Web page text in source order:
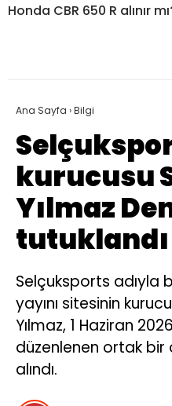
Honda CBR 650 R alınır
Ana Sayfa ›Bilgi
kurucusu
Yılmaz
tutuklandı
Selçuksports adıyla
yayını sitesinin
Yılmaz, 1 Haziran
düzenlenen ortak
alındı.